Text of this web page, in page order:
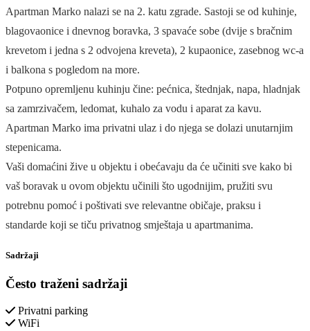
Apartman Marko nalazi se na 2. katu zgrade. Sastoji se od kuhinje,
blagovaonice i dnevnog boravka, 3 spavaće sobe (dvije s bračnim
krevetom i jedna s 2 odvojena kreveta), 2 kupaonice, zasebnog wc-a
i balkona s pogledom na more.
Potpuno opremljenu kuhinju čine: pećnica, štednjak, napa, hladnjak
sa zamrzivačem, ledomat, kuhalo za vodu i aparat za kavu.
Apartman Marko ima privatni ulaz i do njega se dolazi unutarnjim
stepenicama.
Vaši domaćini žive u objektu i obećavaju da će učiniti sve kako bi
vaš boravak u ovom objektu učinili što ugodnijim, pružiti svu
potrebnu pomoć i poštivati sve relevantne običaje, praksu i
standarde koji se tiču privatnog smještaja u apartmanima.
Sadržaji
Često traženi sadržaji
Privatni parking
WiFi